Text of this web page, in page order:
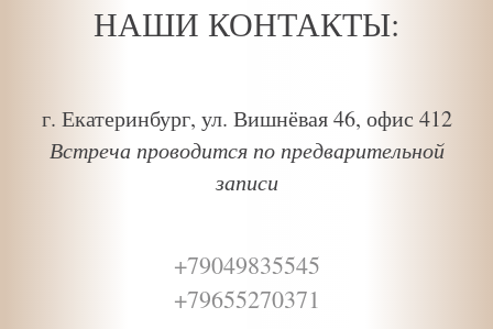
НАШИ КОНТАКТЫ:
г. Екатеринбург, ул. Вишнёвая 46, офис 412
Встреча проводится по предварительной
записи
+79049835545
+79655270371